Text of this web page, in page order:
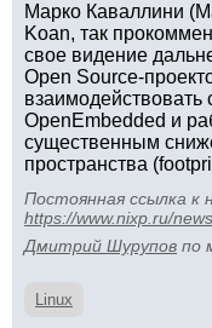
Марко Каваллини
Koan, так
свое видение
Open Source-
взаимодействовать
OpenEmbedded и
существенным
пространства
Постоянная ссылка к
https://www.nixp.ru/
Дмитрий Шурупов по
Linux